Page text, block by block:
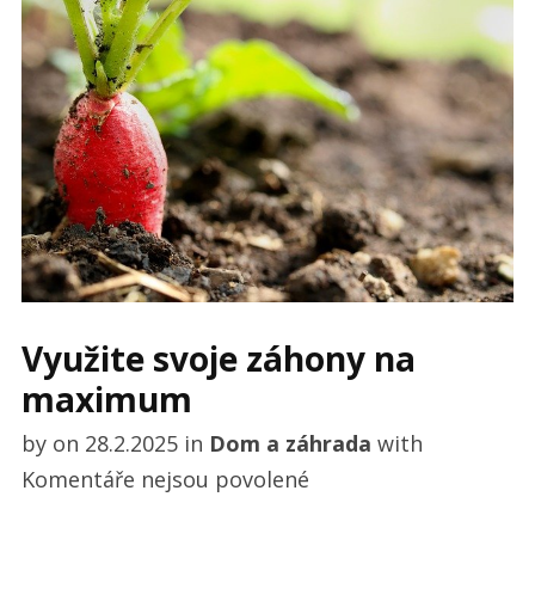
Využite svoje záhony na
maximum
by on 28.2.2025in Dom a záhrada with
Komentáře nejsou povolenéu